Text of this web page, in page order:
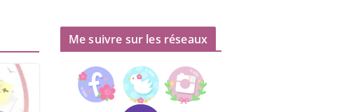
Me suivre sur les réseaux